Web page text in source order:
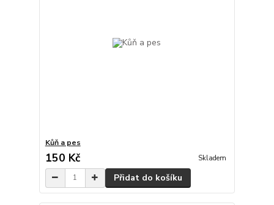
Kůň a pes
150 Kč Skladem
Přidat do košíku